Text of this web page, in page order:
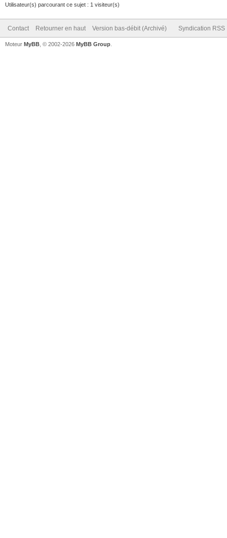
Utilisateur(s) parcourant ce sujet : 1 visiteur(s)
Contact Retourner en haut Version bas-débit (Archivé) Syndication RSS
Moteur MyBB , © 2002-2026 MyBB Group